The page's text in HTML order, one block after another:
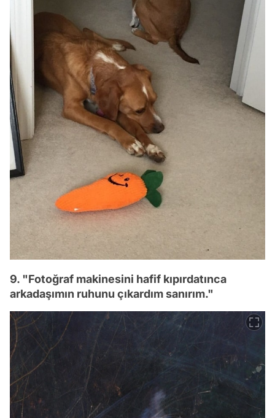
9. "Fotoğraf makinesini hafif kıpırdatınca
arkadaşımın ruhunu çıkardım sanırım."